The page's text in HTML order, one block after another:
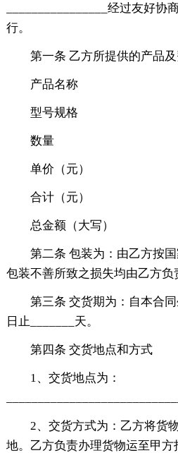
________________经过友好协
行。
第一条 乙方所提供的产品
产品名称
型号规格
数量
单价（元）
合计（元）
总金额（大写）
第二条 包装为：由乙方按
包装不善所致之损失均由乙方负
第三条 交货期为：自本合
日止_______天。
第四条 交货地点和方式
1、交货地点为：
2、交货方式为：乙方将货
地。乙方负责办理货物运至甲